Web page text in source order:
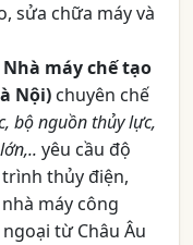
sửa chữa máy và
Nhà máy chế tạo
Nội) chuyên chế
bộ nguồn thủy lực,
yêu cầu độ
thủy điện,
máy công
từ Châu Âu